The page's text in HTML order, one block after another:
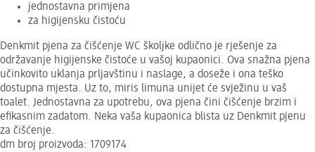
jednostavna primjena
za higijensku čistoću
Denkmit pjena za čišćenje WC školjke odlično je rješenje za
održavanje higijenske čistoće u vašoj kupaonici. Ova snažna pjena
učinkovito uklanja prljavštinu i naslage, a doseže i ona teško
dostupna mjesta. Uz to, miris limuna unijet će svježinu u vaš
toalet. Jednostavna za upotrebu, ova pjena čini čišćenje brzim i
efikasnim zadatom. Neka vaša kupaonica blista uz Denkmit pjenu
za čišćenje.
dm broj proizvoda: 1709174